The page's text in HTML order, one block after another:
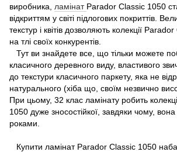
виробника, ламінат Parador Classic 1050
відкриттям у світі підлогових покриттів.
текстур і квітів дозволяють колекції
на тлі своїх конкурентів.
Тут ви знайдете все, що тільки можете
класичного деревного виду, властивого
до текстури класичного паркету, яка не
натурального (хіба що, своїм незвично
При цьому, 32 клас ламінату робить
1050 дуже зносостійкої, завдяки чому,
роками.
Купити ламінат Parador Classic 1050